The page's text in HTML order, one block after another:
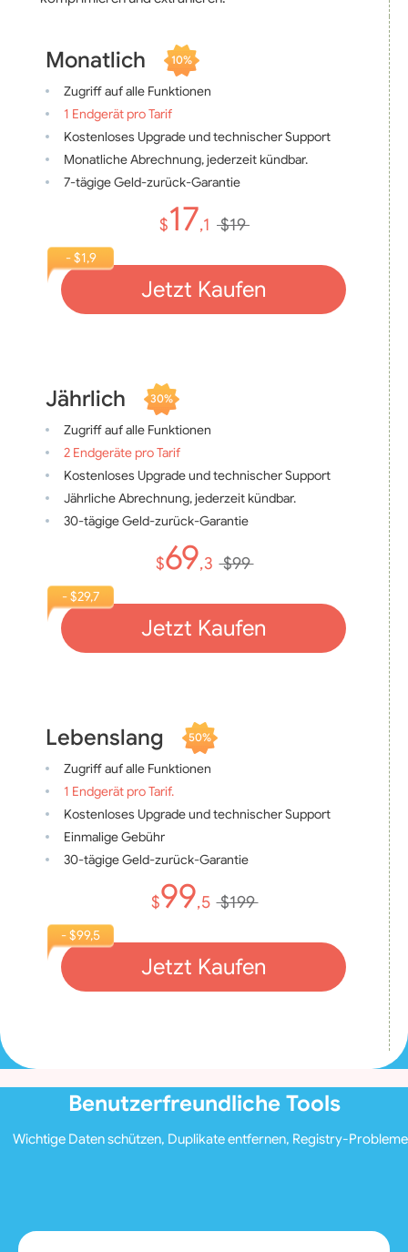
Monatlich 10%
Zugriff auf alle Funktionen
1 Endgerät pro Tarif
Kostenloses Upgrade und technischer Support
Monatliche Abrechnung, jederzeit kündbar.
7-tägige Geld-zurück-Garantie
$17,1 $19
- $1,9
Jetzt Kaufen
Jährlich 30%
Zugriff auf alle Funktionen
2 Endgeräte pro Tarif
Kostenloses Upgrade und technischer Support
Jährliche Abrechnung, jederzeit kündbar.
30-tägige Geld-zurück-Garantie
$69,3 $99
- $29,7
Jetzt Kaufen
Lebenslang 50%
Zugriff auf alle Funktionen
1 Endgerät pro Tarif.
Kostenloses Upgrade und technischer Support
Einmalige Gebühr
30-tägige Geld-zurück-Garantie
$99,5 $199
- $99,5
Jetzt Kaufen
Benutzerfreundliche Tools
Wichtige Daten schützen, Duplikate entfernen, Registry-